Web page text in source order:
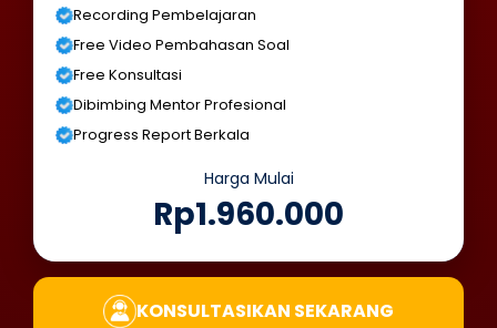
Recording Pembelajaran
Free Video Pembahasan Soal
Free Konsultasi
Dibimbing Mentor Profesional
Progress Report Berkala
Harga Mulai
Rp1.960.000
KONSULTASIKAN SEKARANG